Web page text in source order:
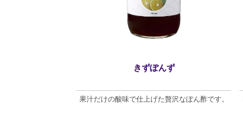
きずぽんず
果汁だけの酸味で仕上げた贅沢なぽん酢です。